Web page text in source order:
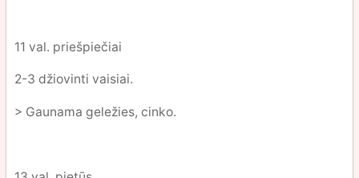
11 val. priešpiečiai
2-3 džiovinti vaisiai.
> Gaunama geležies, cinko.